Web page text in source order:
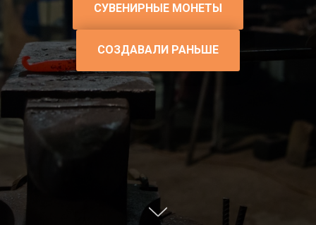
СУВЕНИРНЫЕ МОНЕТЫ
СОЗДАВАЛИ РАНЬШЕ